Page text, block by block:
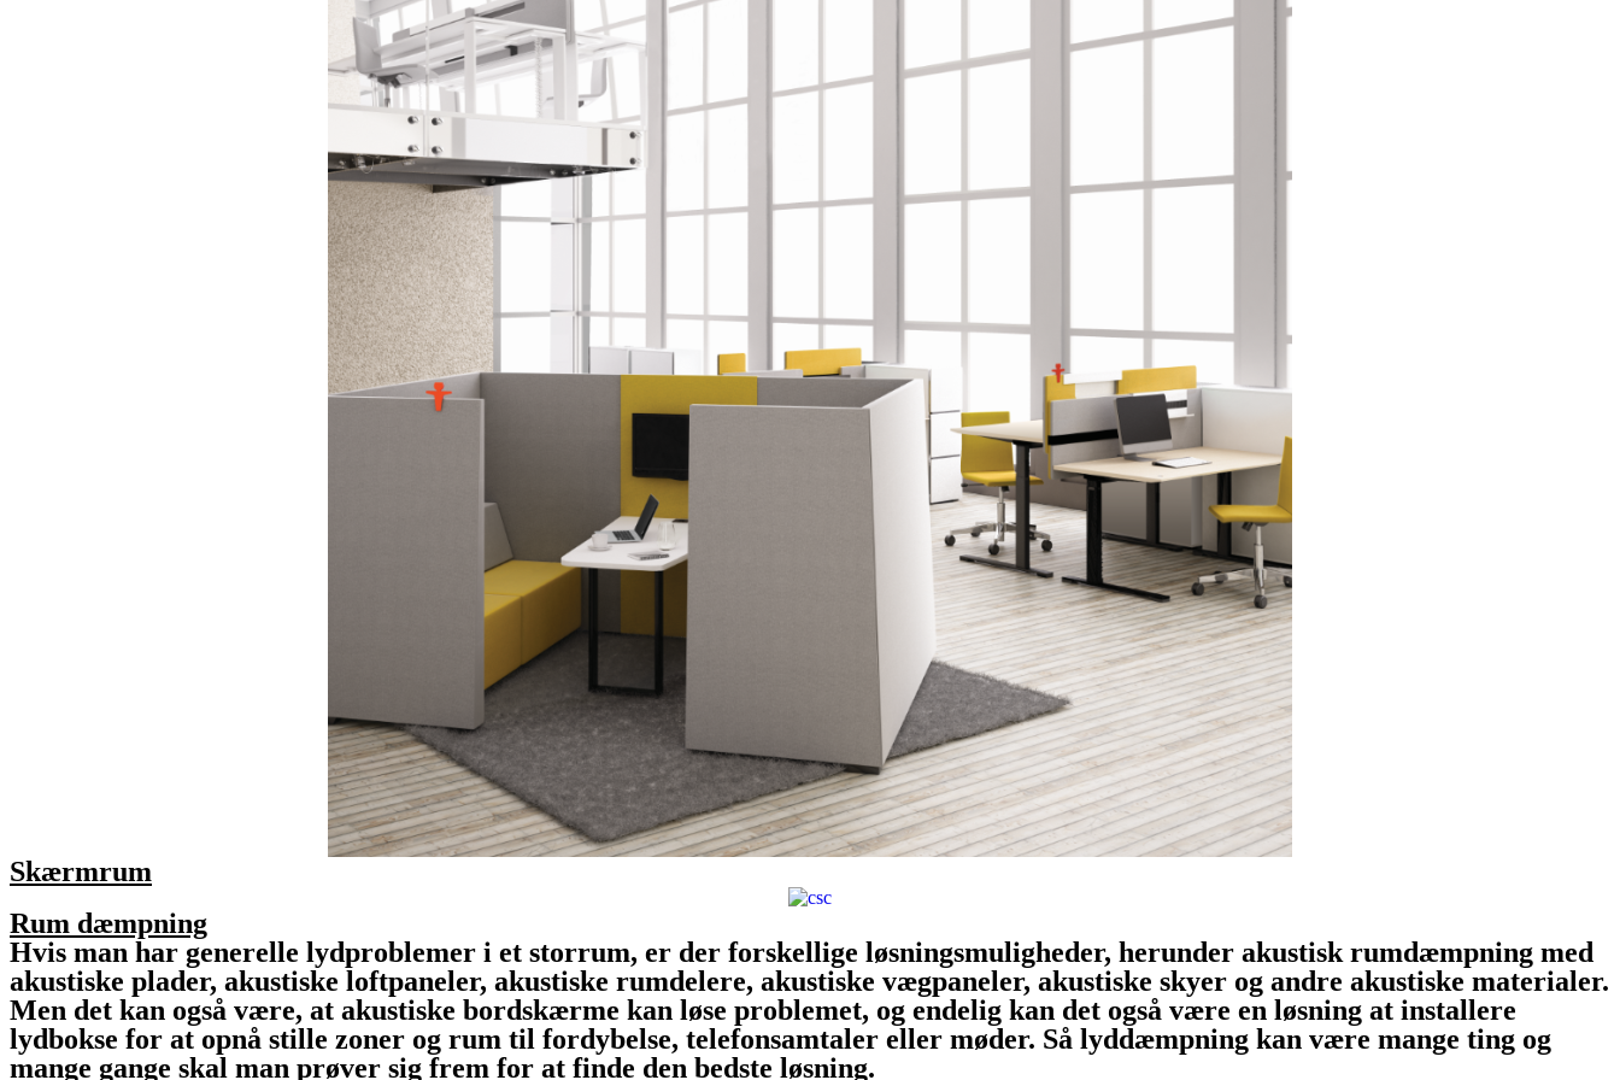
Skærmrum
Rum dæmpning
Hvis man har generelle lydproblemer i et storrum, er der forskellige løsningsmuligheder, herunder akustisk rumdæmpning med
akustiske plader, akustiske loftpaneler, akustiske rumdelere, akustiske vægpaneler, akustiske skyer og andre akustiske materialer.
Men det kan også være, at akustiske bordskærme kan løse problemet, og endelig kan det også være en løsning at installere
lydbokse for at opnå stille zoner og rum til fordybelse, telefonsamtaler eller møder. Så lyddæmpning kan være mange ting og
mange gange skal man prøver sig frem for at finde den bedste løsning.